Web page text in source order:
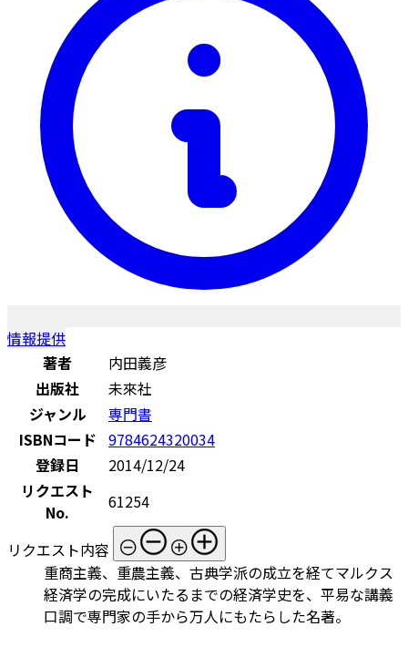
情報提供
著者
内田義彦
出版社
未來社
ジャンル
専門書
ISBNコード 9784624320034
登録日
2014/12/24
リクエスト
No.
61254
リクエスト内容
重商主義、重農主義、古典学派の成立を経てマルクス
経済学の完成にいたるまでの経済学史を、平易な講義
口調で専門家の手から万人にもたらした名著。